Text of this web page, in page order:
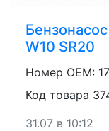
W10 SR20
Номер OEM:
Код товара
31.07 в 10:12